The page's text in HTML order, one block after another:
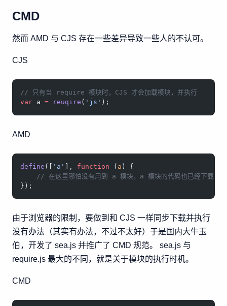
CMD
然而 AMD 与 CJS 存在一些差异导致一些人的不认可。
CJS
// 只有当 require 模块时，CJS 才会加载模块，并执行
var a = reuqire ( 'js' );
AMD
define ([ 'a' ], function ( a ) {
// 在这里哪怕没有用到 a 模块，a 模块的代码也已经下载并
});
由于浏览器的限制，要做到和 CJS 一样同步下载并执行
没有办法（其实有办法，不过不太好）于是国内大牛玉
伯，开发了 sea.js 并推广了 CMD 规范。 sea.js 与
require.js 最大的不同，就是关于模块的执行时机。
CMD